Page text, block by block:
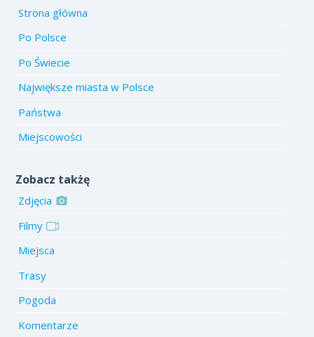
Strona główna
Po Polsce
Po Świecie
Największe miasta w Polsce
Państwa
Miejscowości
Zobacz takżę
Zdjęcia
Filmy
Miejsca
Trasy
Pogoda
Komentarze